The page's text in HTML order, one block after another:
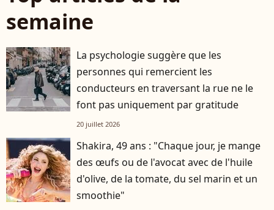
semaine
La psychologie suggère que les
personnes qui remercient les
conducteurs en traversant la rue ne le
font pas uniquement par gratitude
20 juillet 2026
Shakira, 49 ans : "Chaque jour, je mange
des œufs ou de l'avocat avec de l'huile
d'olive, de la tomate, du sel marin et un
smoothie"